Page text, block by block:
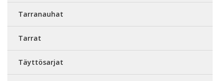
Tarranauhat
Tarrat
Täyttösarjat